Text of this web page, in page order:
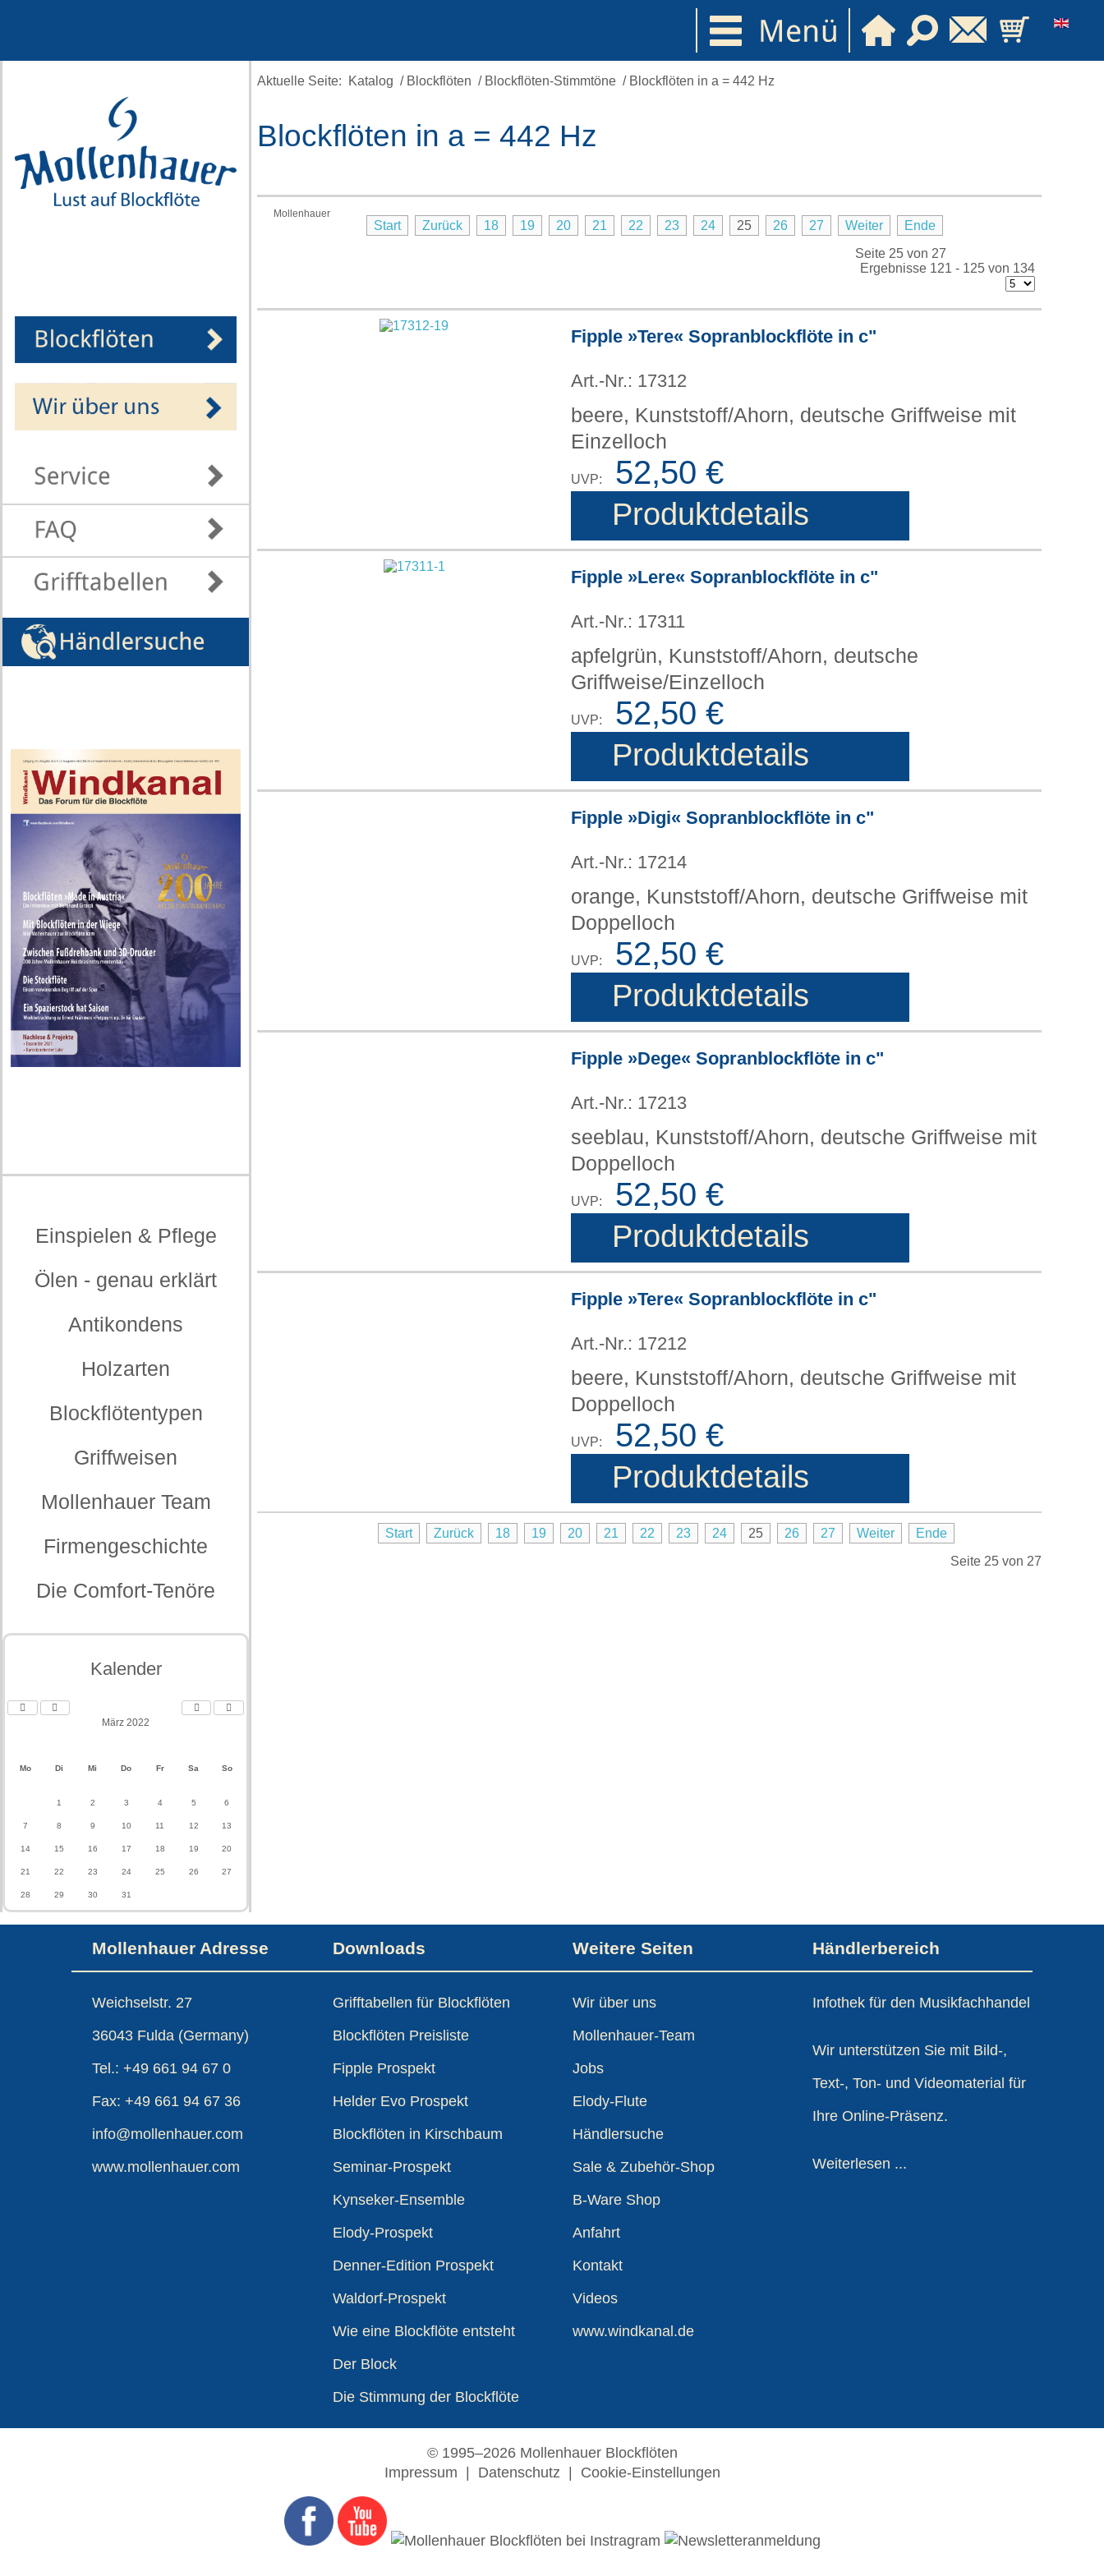
Einspielen & Pflege
Ölen - genau erklärt
Antikondens
Holzarten
Blockflötentypen
Griffweisen
Mollenhauer Team
Firmengeschichte
Die Comfort-Tenöre
Kalender
März 2022
Mo Di Mi Do Fr Sa So
1 2 3 4 5 6
7 8 9 10 11 12 13
14 15 16 17 18 19 20
21 22 23 24 25 26 27
28 29 30 31
Aktuelle Seite: Katalog / Blockflöten / Blockflöten-Stimmtöne / Blockflöten in a = 442 Hz
Blockflöten in a = 442 Hz
Mollenhauer
Start Zurück 18 19 20 21 22 23 24 25 26 27 Weiter
Ende
Seite 25 von 27
Ergebnisse 121 - 125 von 134
Fipple »Tere« Sopranblockflöte in c"
Art.-Nr.: 17312
beere, Kunststoff/Ahorn, deutsche Griffweise mit
Einzelloch
UVP: 52,50 €
Produktdetails
Fipple »Lere« Sopranblockflöte in c"
Art.-Nr.: 17311
apfelgrün, Kunststoff/Ahorn, deutsche
Griffweise/Einzelloch
UVP: 52,50 €
Produktdetails
Fipple »Digi« Sopranblockflöte in c"
Art.-Nr.: 17214
orange, Kunststoff/Ahorn, deutsche Griffweise mit
Doppelloch
UVP: 52,50 €
Produktdetails
Fipple »Dege« Sopranblockflöte in c"
Art.-Nr.: 17213
seeblau, Kunststoff/Ahorn, deutsche Griffweise mit
Doppelloch
UVP: 52,50 €
Produktdetails
Fipple »Tere« Sopranblockflöte in c"
Art.-Nr.: 17212
beere, Kunststoff/Ahorn, deutsche Griffweise mit
Doppelloch
UVP: 52,50 €
Produktdetails
Start Zurück 18 19 20 21 22 23 24 25 26 27 Weiter
Ende
Seite 25 von 27
Mollenhauer Adresse
Weichselstr. 27
36043 Fulda (Germany)
Tel.: +49 661 94 67 0
Fax: +49 661 94 67 36
info@mollenhauer.com
www.mollenhauer.com
Downloads
Grifftabellen für Blockflöten
Blockflöten Preisliste
Fipple Prospekt
Helder Evo Prospekt
Blockflöten in Kirschbaum
Seminar-Prospekt
Kynseker-Ensemble
Elody-Prospekt
Denner-Edition Prospekt
Waldorf-Prospekt
Wie eine Blockflöte entsteht
Der Block
Die Stimmung der Blockflöte
Weitere Seiten
Wir über uns
Mollenhauer-Team
Jobs
Elody-Flute
Händlersuche
Sale & Zubehör-Shop
B-Ware Shop
Anfahrt
Kontakt
Videos
www.windkanal.de
Händlerbereich
Infothek für den Musikfachhandel
Wir unterstützen Sie mit Bild-,
Text-, Ton- und Videomaterial für
Ihre Online-Präsenz.
Weiterlesen ...
© 1995–2026 Mollenhauer Blockflöten
Impressum | Datenschutz | Cookie-Einstellungen